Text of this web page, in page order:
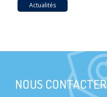
Actualités
NOUS CONTACTER